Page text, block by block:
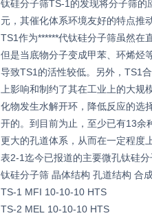
钛硅分子筛TS-1的发现将分子筛
元，其催化体系环境友好的特点推
TS1作为******代钛硅分子筛虽然在
但是当底物分子变成甲苯、环烯烃
导致TS1的活性较低。另外，TS1
上影响和制约了其在工业上的大
化物发生水解开环，降低反应的选
开的。到目前为止，至少已有13余
更大的孔道体系，从而在一定程度
表2-1迄今已报道的主要微孔钛硅分
钛硅分子筛 晶体结构 孔道结构 合
TS-1 MFI 10-10-10 HTS
TS-2 MEL 10-10-10 HTS